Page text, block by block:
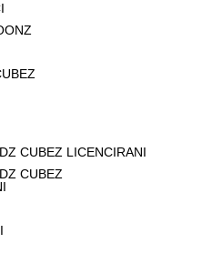
CUBEZ LICENCIRANI
CUBEZ